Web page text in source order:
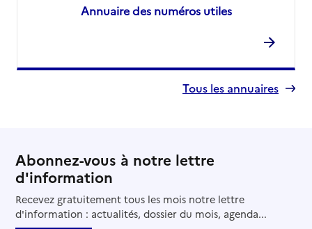
Annuaire des numéros utiles
Tous les annuaires
Abonnez-vous à notre lettre
d'information
Recevez gratuitement tous les mois notre lettre
d'information : actualités, dossier du mois, agenda...